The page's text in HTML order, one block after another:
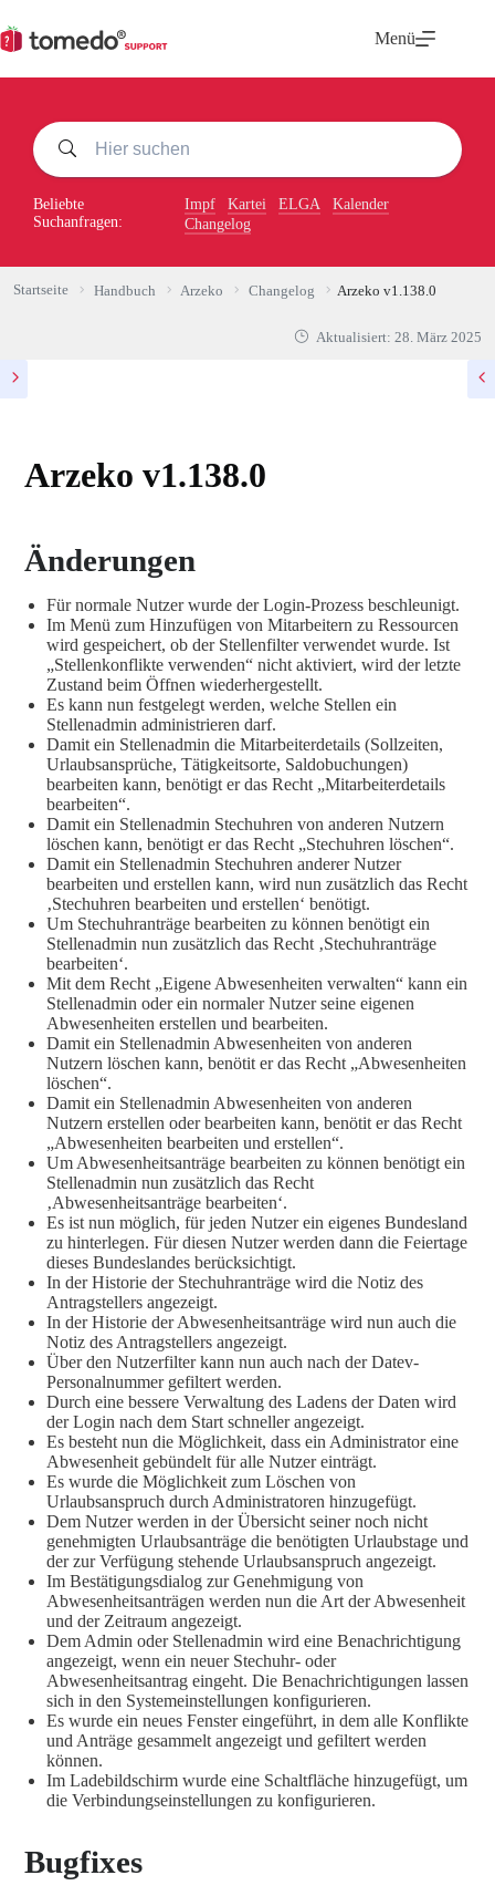
Inhalt
springen
Menü
Beliebte
Suchanfragen:
Impf Kartei ELGA
Kalender
Changelog
Startseite Handbuch Arzeko Changelog Arzeko v1.138.0
Aktualisiert: 28. März 2025
Arzeko v1.138.0
Änderungen
Für normale Nutzer wurde der Login-Prozess beschleunigt.
Im Menü zum Hinzufügen von Mitarbeitern zu Ressourcen
wird gespeichert, ob der Stellenfilter verwendet wurde. Ist
„Stellenkonflikte verwenden“ nicht aktiviert, wird der letzte
Zustand beim Öffnen wiederhergestellt.
Es kann nun festgelegt werden, welche Stellen ein
Stellenadmin administrieren darf.
Damit ein Stellenadmin die Mitarbeiterdetails (Sollzeiten,
Urlaubsansprüche, Tätigkeitsorte, Saldobuchungen)
bearbeiten kann, benötigt er das Recht „Mitarbeiterdetails
bearbeiten“.
Damit ein Stellenadmin Stechuhren von anderen Nutzern
löschen kann, benötigt er das Recht „Stechuhren löschen“.
Damit ein Stellenadmin Stechuhren anderer Nutzer
bearbeiten und erstellen kann, wird nun zusätzlich das Recht
‚Stechuhren bearbeiten und erstellen‘ benötigt.
Um Stechuhranträge bearbeiten zu können benötigt ein
Stellenadmin nun zusätzlich das Recht ‚Stechuhranträge
bearbeiten‘.
Mit dem Recht „Eigene Abwesenheiten verwalten“ kann ein
Stellenadmin oder ein normaler Nutzer seine eigenen
Abwesenheiten erstellen und bearbeiten.
Damit ein Stellenadmin Abwesenheiten von anderen
Nutzern löschen kann, benötit er das Recht „Abwesenheiten
löschen“.
Damit ein Stellenadmin Abwesenheiten von anderen
Nutzern erstellen oder bearbeiten kann, benötit er das Recht
„Abwesenheiten bearbeiten und erstellen“.
Um Abwesenheitsanträge bearbeiten zu können benötigt ein
Stellenadmin nun zusätzlich das Recht
‚Abwesenheitsanträge bearbeiten‘.
Es ist nun möglich, für jeden Nutzer ein eigenes Bundesland
zu hinterlegen. Für diesen Nutzer werden dann die Feiertage
dieses Bundeslandes berücksichtigt.
In der Historie der Stechuhranträge wird die Notiz des
Antragstellers angezeigt.
In der Historie der Abwesenheitsanträge wird nun auch die
Notiz des Antragstellers angezeigt.
Über den Nutzerfilter kann nun auch nach der Datev-
Personalnummer gefiltert werden.
Durch eine bessere Verwaltung des Ladens der Daten wird
der Login nach dem Start schneller angezeigt.
Es besteht nun die Möglichkeit, dass ein Administrator eine
Abwesenheit gebündelt für alle Nutzer einträgt.
Es wurde die Möglichkeit zum Löschen von
Urlaubsanspruch durch Administratoren hinzugefügt.
Dem Nutzer werden in der Übersicht seiner noch nicht
genehmigten Urlaubsanträge die benötigten Urlaubstage und
der zur Verfügung stehende Urlaubsanspruch angezeigt.
Im Bestätigungsdialog zur Genehmigung von
Abwesenheitsanträgen werden nun die Art der Abwesenheit
und der Zeitraum angezeigt.
Dem Admin oder Stellenadmin wird eine Benachrichtigung
angezeigt, wenn ein neuer Stechuhr- oder
Abwesenheitsantrag eingeht. Die Benachrichtigungen lassen
sich in den Systemeinstellungen konfigurieren.
Es wurde ein neues Fenster eingeführt, in dem alle Konflikte
und Anträge gesammelt angezeigt und gefiltert werden
können.
Im Ladebildschirm wurde eine Schaltfläche hinzugefügt, um
die Verbindungseinstellungen zu konfigurieren.
Bugfixes